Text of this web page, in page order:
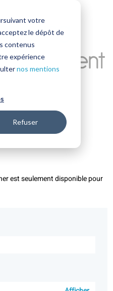
votre
le dépôt de
contenus
expérience
nos mentions
Refuser
est seulement disponible pour